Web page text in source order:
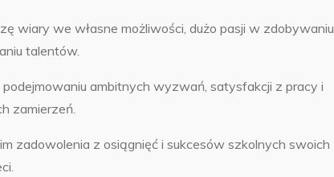
wiary we własne możliwości, dużo pasji w zdobywaniu
talentów.
ambitnych wyzwań, satysfakcji z pracy i
zamierzeń.
zadowolenia z osiągnięć i sukcesów szkolnych swoich